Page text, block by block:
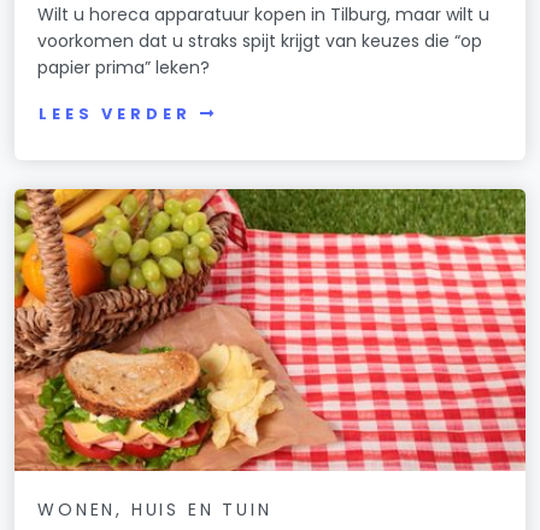
Wilt u horeca apparatuur kopen in Tilburg, maar wilt u
voorkomen dat u straks spijt krijgt van keuzes die “op
papier prima” leken?
LEES VERDER
WONEN, HUIS EN TUIN